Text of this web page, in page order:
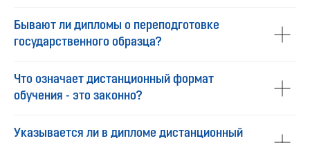
Бывают ли дипломы о переподготовке
государственного образца?
Что означает дистанционный формат
обучения - это законно?
Указывается ли в дипломе дистанционный